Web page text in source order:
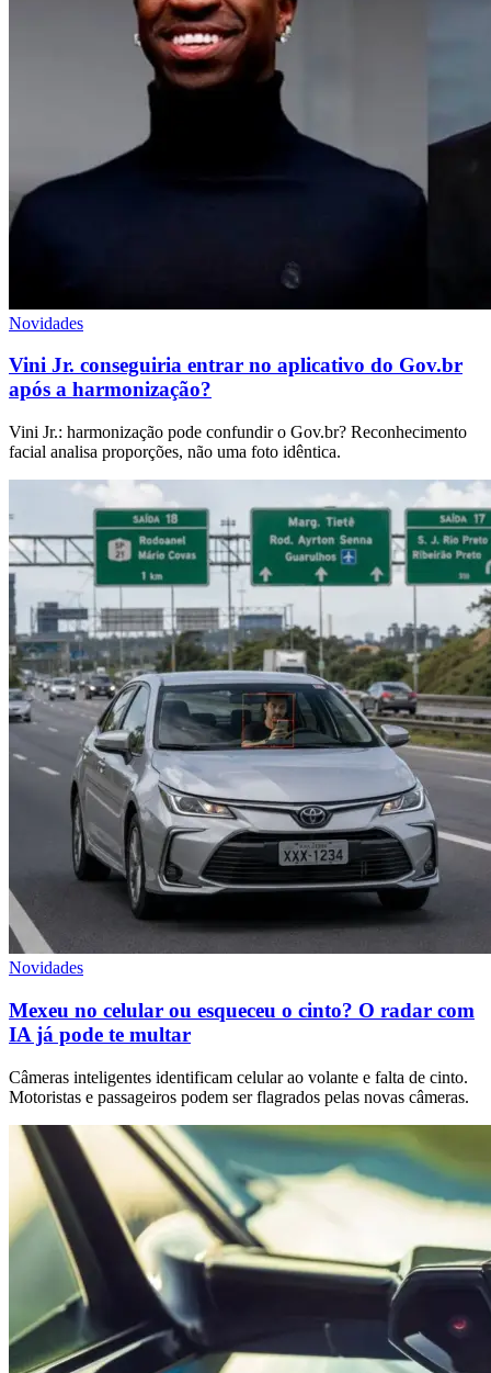
Novidades
Vini Jr. conseguiria entrar no aplicativo do Gov.br
após a harmonização?
Vini Jr.: harmonização pode confundir o Gov.br? Reconhecimento
facial analisa proporções, não uma foto idêntica.
Novidades
Mexeu no celular ou esqueceu o cinto? O radar com
IA já pode te multar
Câmeras inteligentes identificam celular ao volante e falta de cinto.
Motoristas e passageiros podem ser flagrados pelas novas câmeras.